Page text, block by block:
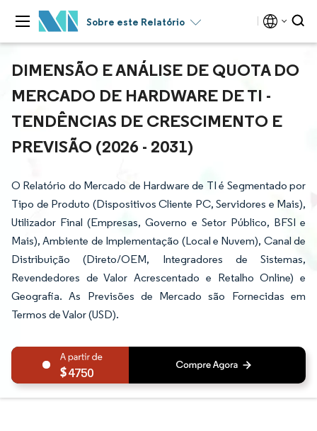
Sobre este Relatório
DIMENSÃO E ANÁLISE DE QUOTA DO
MERCADO DE HARDWARE DE TI -
TENDÊNCIAS DE CRESCIMENTO E
PREVISÃO (2026 - 2031)
O Relatório do Mercado de Hardware de TI é Segmentado por
Tipo de Produto (Dispositivos Cliente PC, Servidores e Mais),
Utilizador Final (Empresas, Governo e Setor Público, BFSI e
Mais), Ambiente de Implementação (Local e Nuvem), Canal de
Distribuição (Direto/OEM, Integradores de Sistemas,
Revendedores de Valor Acrescentado e Retalho Online) e
Geografia. As Previsões de Mercado são Fornecidas em
Termos de Valor (USD).
4750